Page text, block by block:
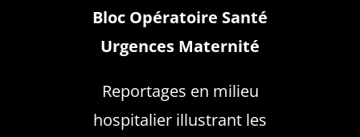
Bloc Opératoire Santé
Urgences Maternité
Reportages en milieu
hospitalier illustrant les